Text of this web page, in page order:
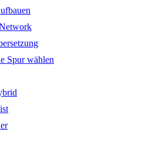
Spur wählen